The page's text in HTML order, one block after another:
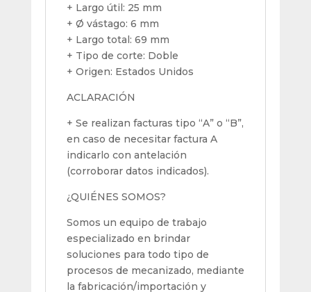
+ Largo útil: 25 mm
+ Ø vástago: 6 mm
+ Largo total: 69 mm
+ Tipo de corte: Doble
+ Origen: Estados Unidos
ACLARACIÓN
+ Se realizan facturas tipo “A” o “B”,
en caso de necesitar factura A
indicarlo con antelación
(corroborar datos indicados).
¿QUIÉNES SOMOS?
Somos un equipo de trabajo
especializado en brindar
soluciones para todo tipo de
procesos de mecanizado, mediante
la fabricación/importación y